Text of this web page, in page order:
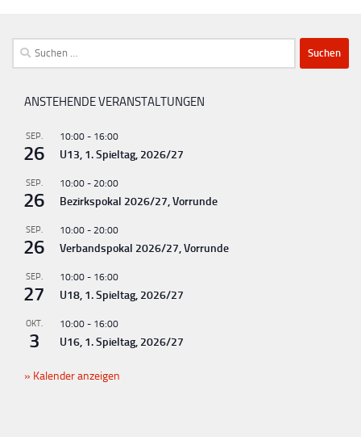
a
t
n
-
a
i
a
i
Suchen
nach:
ANSTEHENDE VERANSTALTUNGEN
SEP.
26
10:00 - 16:00
U13, 1. Spieltag, 2026/27
SEP.
26
10:00 - 20:00
Bezirkspokal 2026/27, Vorrunde
SEP.
26
10:00 - 20:00
Verbandspokal 2026/27, Vorrunde
SEP.
27
10:00 - 16:00
U18, 1. Spieltag, 2026/27
OKT.
3
10:00 - 16:00
U16, 1. Spieltag, 2026/27
Kalender anzeigen